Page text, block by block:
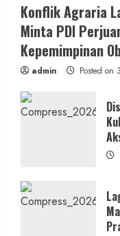
Konflik Agraria
Minta PDI
Kepemimpinan
admin Posted on